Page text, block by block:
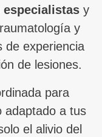
y
y
de experiencia
de lesiones.
para
adaptado a tus
el alivio del